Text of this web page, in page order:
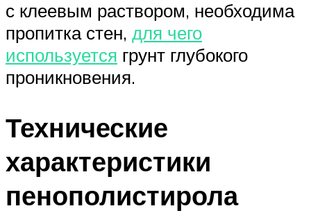
с клеевым раствором, необходима
пропитка стен, для чего
используется грунт глубокого
проникновения.
Технические
характеристики
пенополистирола